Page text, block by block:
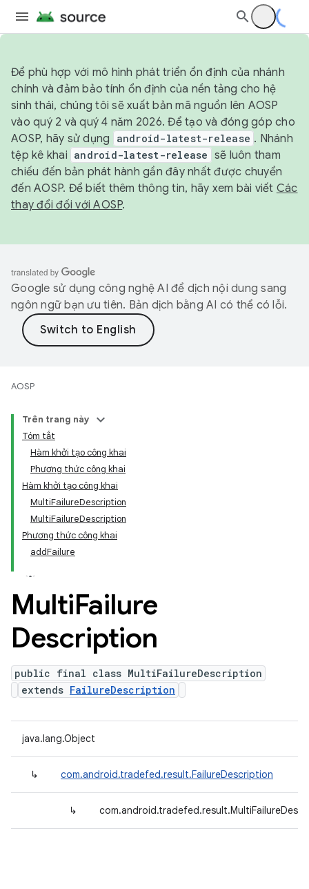
Để phù hợp với mô hình phát triển ổn định của nhánh
chính và đảm bảo tính ổn định của nền tảng cho hệ
sinh thái, chúng tôi sẽ xuất bản mã nguồn lên AOSP
vào quý 2 và quý 4 năm 2026. Để tạo và đóng góp cho
AOSP, hãy sử dụng
android-latest-release . Nhánh
tệp kê khai android-latest-release sẽ luôn tham
chiếu đến bản phát hành gần đây nhất được chuyển
đến AOSP. Để biết thêm thông tin, hãy xem bài viết Các
thay đổi đối với AOSP.
Google sử dụng công nghệ AI để dịch nội dung sang
ngôn ngữ bạn ưu tiên. Bản dịch bằng AI có thể có lỗi.
AOSP
Trên trang này
Tóm tắt
Hàm khởi tạo công khai
Phương thức công khai
Hàm khởi tạo công khai
MultiFailureDescription
MultiFailureDescription
Phương thức công khai
addFailure
MultiFailure
Description
public final class MultiFailureDescription
extends FailureDescription
java.lang.Object
↳ com.android.tradefed.result.FailureDescription
↳